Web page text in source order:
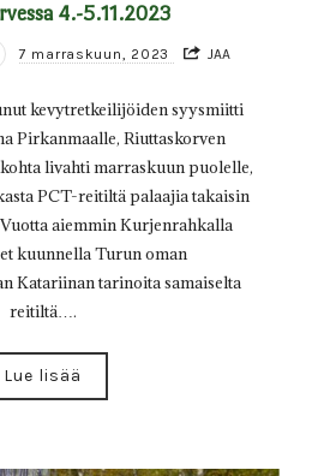
4.-5.11.2023
7 marraskuun, 2023 JAA
kevytretkeilijöiden syysmiitti
Pirkanmaalle, Riuttaskorven
livahti marraskuun puolelle,
PCT-reitiltä palaajia takaisin
aiemmin Kurjenrahkalla
kuunnella Turun oman
Katariinan tarinoita samaiselta
reitiltä….
Lue lisää